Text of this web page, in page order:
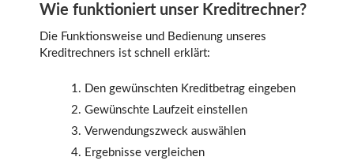
Wie funktioniert unser Kreditrechner?
Die Funktionsweise und Bedienung unseres
Kreditrechners ist schnell erklärt:
Den gewünschten Kreditbetrag eingeben
Gewünschte Laufzeit einstellen
Verwendungszweck auswählen
Ergebnisse vergleichen